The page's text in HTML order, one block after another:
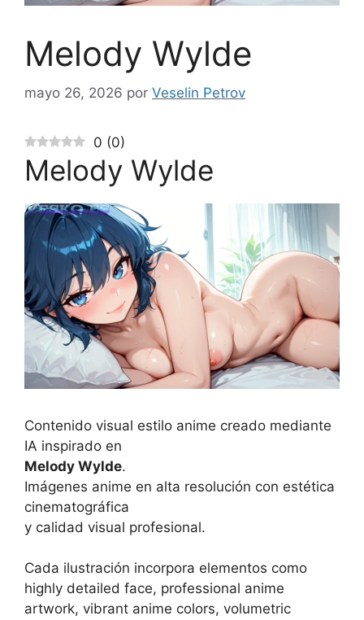
Melody Wylde
mayo 26, 2026 por Veselin Petrov
0 (0)
Melody Wylde
Contenido visual estilo anime creado mediante
IA inspirado en
Melody Wylde.
Imágenes anime en alta resolución con estética
cinematográfica
y calidad visual profesional.
Cada ilustración incorpora elementos como
highly detailed face, professional anime
artwork, vibrant anime colors, volumetric